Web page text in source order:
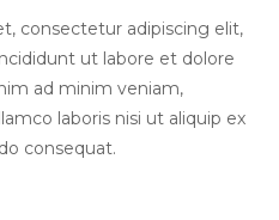
consectetur adipiscing elit,
ut labore et dolore
ad minim veniam,
laboris nisi ut aliquip ex
consequat.